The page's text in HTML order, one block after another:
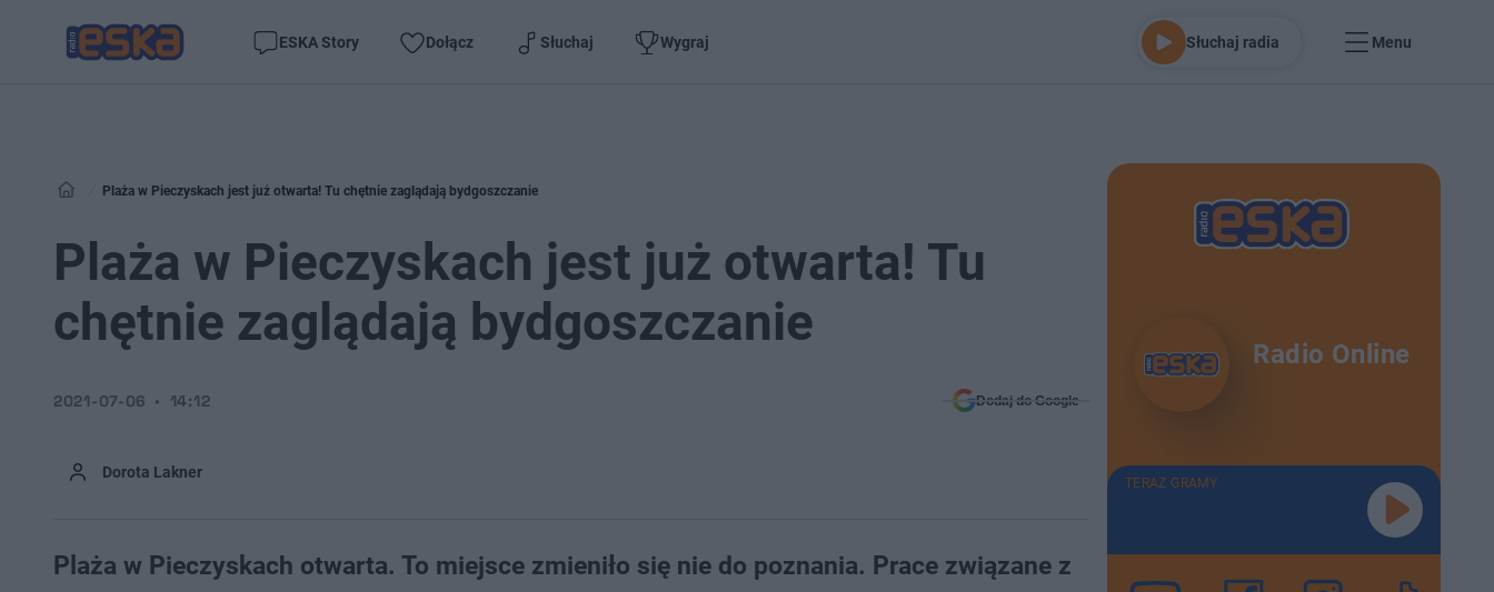
ESKA Story Dołącz Słuchaj Wygraj Słuchaj radia Menu
Plaża w Pieczyskach jest już otwarta! Tu chętnie zaglądają bydgoszczanie
Plaża w Pieczyskach jest już otwarta! Tu
chętnie zaglądają bydgoszczanie
Dorota Lakner
2021-07-06 14:12 Dodaj do Google
Plaża w Pieczyskach otwarta. To miejsce zmieniło się nie do poznania. Prace związane z
Radio Online
TERAZ GRAMY